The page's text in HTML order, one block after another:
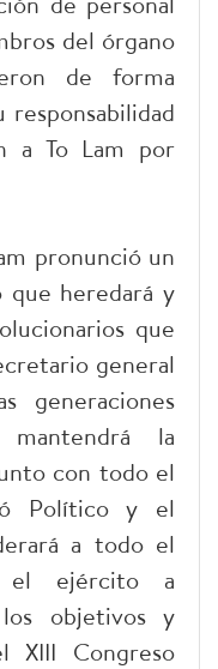
del órgano
de forma
a To Lam por
pronunció un
que heredará y
que
general
generaciones
la
con todo el
Político y el
a todo el
el ejército a
objetivos y
XIII Congreso